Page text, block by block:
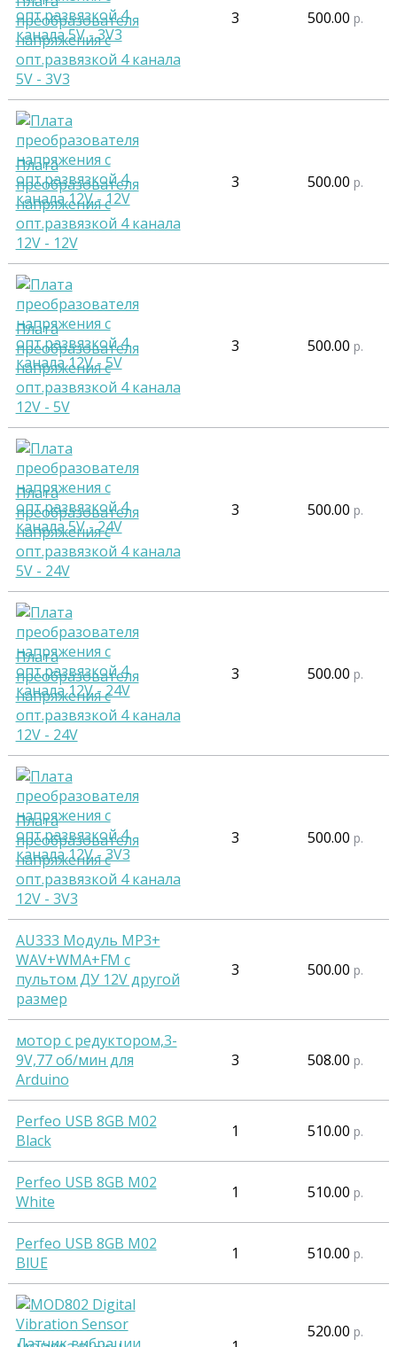
преобразователя
напряжения с
опт.развязкой 4 канала
5V - 3V3
3 500.00 р.
Плата
преобразователя
напряжения с
опт.развязкой 4 канала
12V - 12V
3 500.00 р.
Плата
преобразователя
напряжения с
опт.развязкой 4 канала
12V - 5V
3 500.00 р.
Плата
преобразователя
напряжения с
опт.развязкой 4 канала
5V - 24V
3 500.00 р.
Плата
преобразователя
напряжения с
опт.развязкой 4 канала
12V - 24V
3 500.00 р.
Плата
преобразователя
напряжения с
опт.развязкой 4 канала
12V - 3V3
3 500.00 р.
AU333 Модуль MP3+
WAV+WMA+FM c
пультом ДУ 12V другой
размер
3 500.00 р.
мотор с редуктором,3-
9V,77 об/мин для
Arduino
3 508.00 р.
Perfeo USB 8GB M02
Black
1 510.00 р.
Perfeo USB 8GB M02
White
1 510.00 р.
Perfeo USB 8GB M02
BlUE
1 510.00 р.
520.00 р.